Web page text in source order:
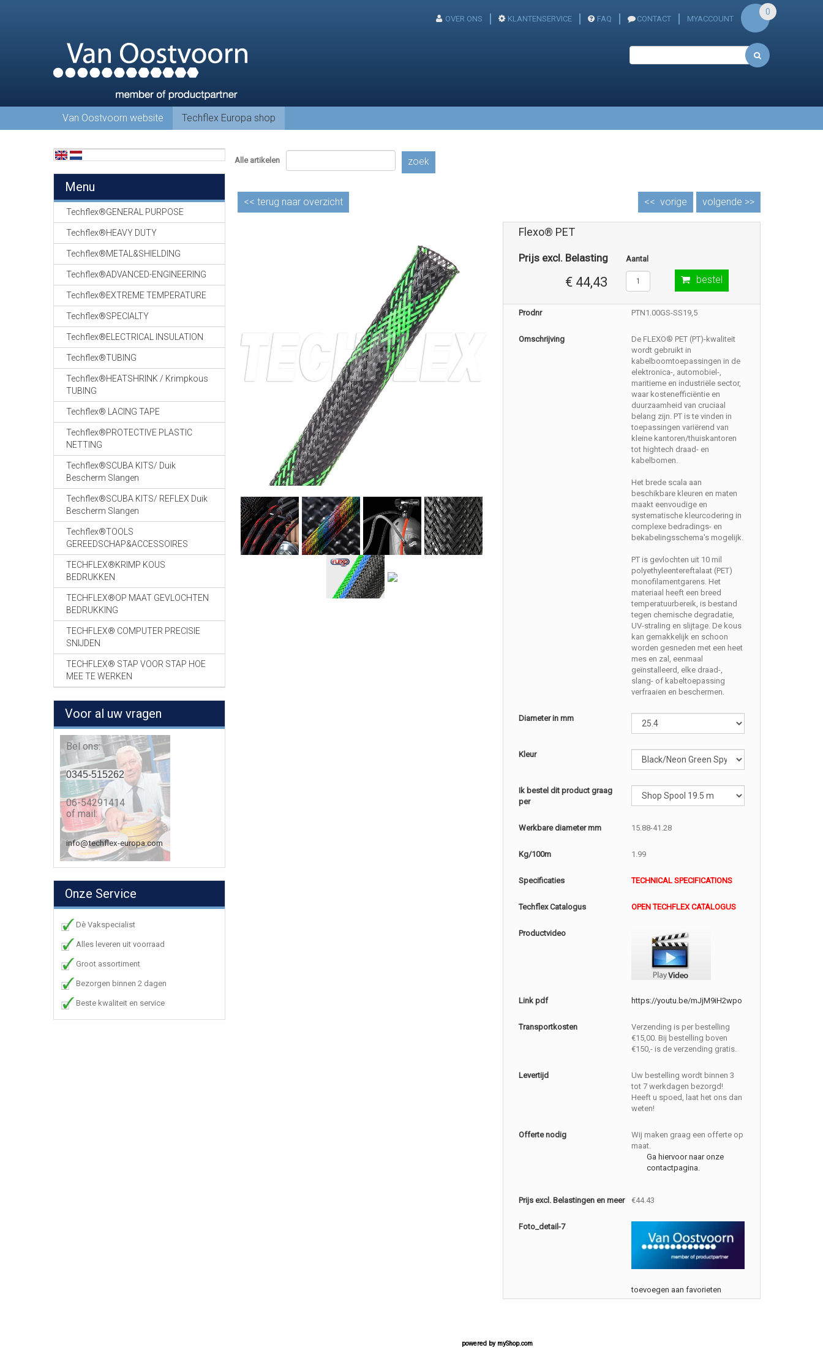
OVER ONS KLANTENSERVICE FAQ CONTACT MYACCOUNT
0
Van Oostvoorn website Techflex Europa shop
Menu
Techflex®GENERAL PURPOSE
Techflex®HEAVY DUTY
Techflex®METAL&SHIELDING
Techflex®ADVANCED-ENGINEERING
Techflex®EXTREME TEMPERATURE
Techflex®SPECIALTY
Techflex®ELECTRICAL INSULATION
Techflex®TUBING
Techflex®HEATSHRINK / Krimpkous
TUBING
Techflex® LACING TAPE
Techflex®PROTECTIVE PLASTIC
NETTING
Techflex®SCUBA KITS/ Duik
Bescherm Slangen
Techflex®SCUBA KITS/ REFLEX Duik
Bescherm Slangen
Techflex®TOOLS
GEREEDSCHAP&ACCESSOIRES
TECHFLEX®KRIMP KOUS
BEDRUKKEN
TECHFLEX®OP MAAT GEVLOCHTEN
BEDRUKKING
TECHFLEX® COMPUTER PRECISIE
SNIJDEN
TECHFLEX® STAP VOOR STAP HOE
MEE TE WERKEN
Voor al uw vragen
Bel ons:
0345-515262
06-54291414
of mail:
info@techflex-europa.com
Onze Service
Dè Vakspecialist
Alles leveren uit voorraad
Groot assortiment
Bezorgen binnen 2 dagen
Beste kwaliteit en service
Alle artikelen zoek
<< terug naar overzicht volgende >>
<< vorige
Flexo® PET
Prijs excl. Belasting
€ 44,43
Aantal
bestel
Prodnr PTN1.00GS-SS19,5
Omschrijving
De FLEXO® PET (PT)-kwaliteit
wordt gebruikt in
kabelboomtoepassingen in de
elektronica-, automobiel-,
maritieme en industriële sector,
waar kostenefficiëntie en
duurzaamheid van cruciaal
belang zijn. PT is te vinden in
toepassingen variërend van
kleine kantoren/thuiskantoren
tot hightech draad- en
kabelbomen.
Het brede scala aan
beschikbare kleuren en maten
maakt eenvoudige en
systematische kleurcodering in
complexe bedradings- en
bekabelingsschema's mogelijk.
PT is gevlochten uit 10 mil
polyethyleentereftalaat (PET)
monofilamentgarens. Het
materiaal heeft een breed
temperatuurbereik, is bestand
tegen chemische degradatie,
UV-straling en slijtage. De kous
kan gemakkelijk en schoon
worden gesneden met een heet
mes en zal, eenmaal
geïnstalleerd, elke draad-,
slang- of kabeltoepassing
verfraaien en beschermen.
Diameter in mm
Kleur
Ik bestel dit product graag
per
Werkbare diameter mm 15.88-41.28
Kg/100m 1.99
Specificaties TECHNICAL SPECIFICATIONS
Techflex Catalogus OPEN TECHFLEX CATALOGUS
Productvideo
Link pdf https://youtu.be/mJjM9iH2wpo
Transportkosten
Verzending is per bestelling
€15,00. Bij bestelling boven
€150,- is de verzending gratis.
Levertijd
Uw bestelling wordt binnen 3
tot 7 werkdagen bezorgd!
Heeft u spoed, laat het ons dan
weten!
Offerte nodig
Wij maken graag een offerte op
maat.
Ga hiervoor naar onze
contactpagina.
Prijs excl. Belastingen en meer €44.43
Foto_detail-7
toevoegen aan favorieten
powered by myShop.com